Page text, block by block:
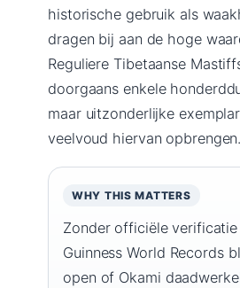
historische gebruik als
dragen bij aan de hoge
Reguliere Tibetaanse
doorgaans enkele
maar uitzonderlijke
veelvoud hiervan opbrengen.
WHY THIS MATTERS
Zonder officiële
Guinness World Records
open of Okami